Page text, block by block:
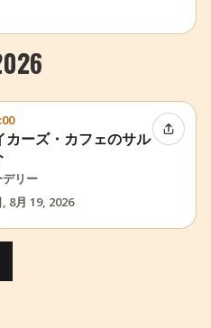
カーズ・カフェのサル
リー
8月 19, 2026
イベン